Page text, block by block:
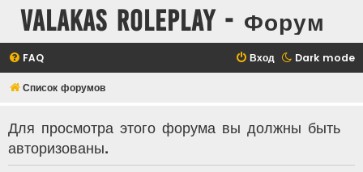
Valakas Roleplay - Форум
Dark mode
FAQ Вход
Список форумов
Для просмотра этого форума вы должны быть
авторизованы.